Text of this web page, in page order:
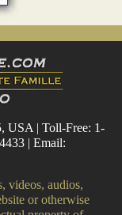
USA | Toll-Free: 1-
| Email:
videos, audios,
or otherwise